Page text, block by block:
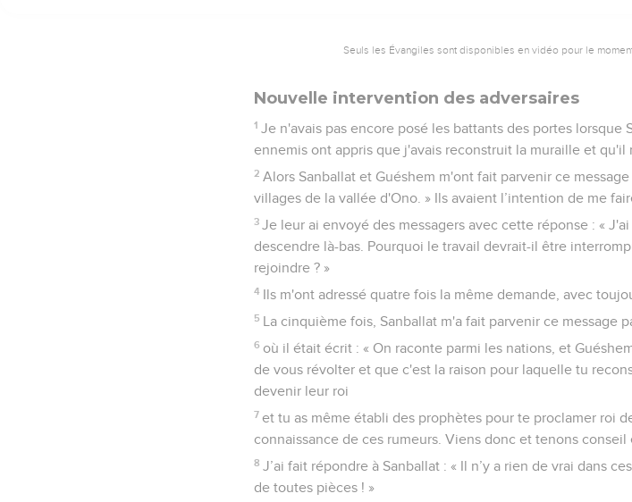
Seuls les Évangiles sont disponibles en vidéo pour le
Nouvelle intervention des adversaires
1 Je n'avais pas encore posé les battants des portes lorsque
ennemis ont appris que j'avais reconstruit la muraille et qu'il
2 Alors Sanballat et Guéshem m'ont fait parvenir ce
villages de la vallée d'Ono. » Ils avaient l’intention de me
3 Je leur ai envoyé des messagers avec cette réponse : «
descendre là-bas. Pourquoi le travail devrait-il être
rejoindre ? »
4 Ils m'ont adressé quatre fois la même demande, avec
5 La cinquième fois, Sanballat m'a fait parvenir ce message
6 où il était écrit : « On raconte parmi les nations, et
de vous révolter et que c'est la raison pour laquelle tu
devenir leur roi
7 et tu as même établi des prophètes pour te proclamer roi
connaissance de ces rumeurs. Viens donc et tenons conseil
8 J’ai fait répondre à Sanballat : « Il n’y a rien de vrai dans
de toutes pièces ! »